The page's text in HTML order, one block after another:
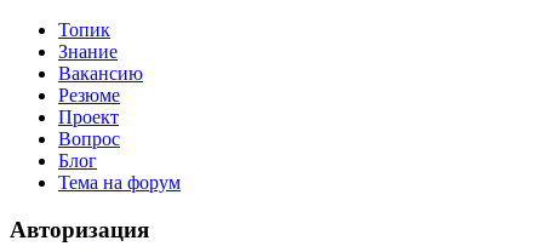
Топик
Знание
Вакансию
Резюме
Проект
Вопрос
Блог
Тема на форум
Авторизация